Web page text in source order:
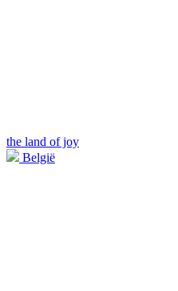
the land of joy
België